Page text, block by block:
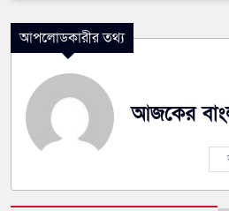
আপলোডকারীর তথ্য
আজকের